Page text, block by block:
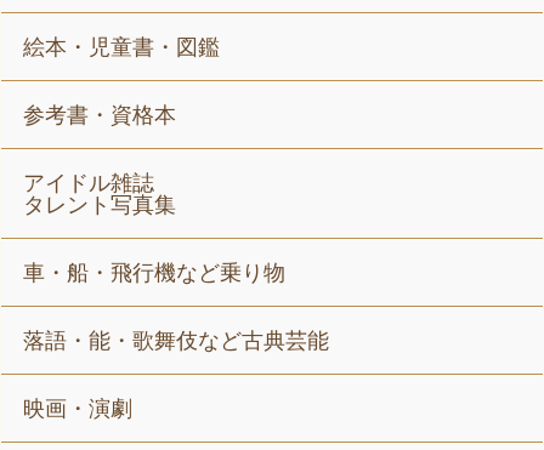
絵本・児童書・図鑑
参考書・資格本
アイドル雑誌
タレント写真集
車・船・飛行機など乗り物
落語・能・歌舞伎など古典芸能
映画・演劇